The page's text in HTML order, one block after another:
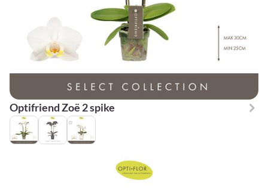
Optifriend Zoë 2 spike